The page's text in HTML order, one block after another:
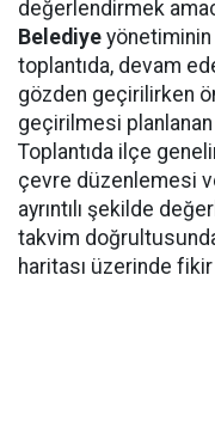
değerlendirmek
Belediye yönetiminin
toplantıda, devam
gözden geçirilirken
geçirilmesi planlanan
Toplantıda ilçe
çevre düzenlemesi
ayrıntılı şekilde
takvim
haritası üzerinde